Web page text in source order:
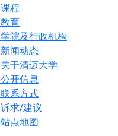
课程
教育
学院及行政机构
新闻动态
关于清迈大学
公开信息
联系方式
诉求/建议
站点地图